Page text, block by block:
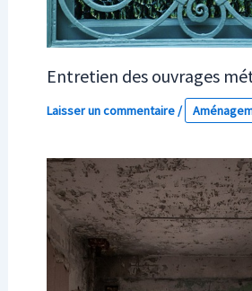
Entretien des ouvrages
Laisser un commentaire/